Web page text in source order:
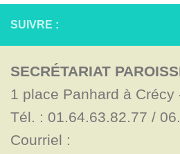
SUIVRE :
SECRÉTARIAT
1 place Panhard à Crécy
Tél. : 01.64.63.82.77 /
Courriel :